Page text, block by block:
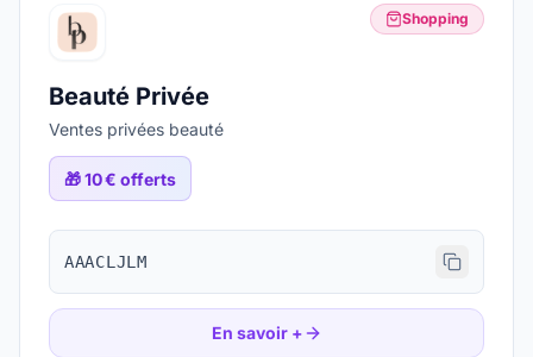
Shopping
Beauté Privée
Ventes privées beauté
🎁10 € offerts
AAACLJLM
En savoir +